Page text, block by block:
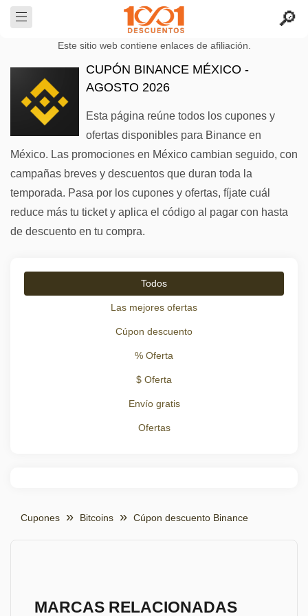
Este sitio web contiene enlaces de afiliación.
CUPÓN BINANCE MÉXICO -
AGOSTO 2026
Esta página reúne todos los cupones y
ofertas disponibles para Binance en
México. Las promociones en México cambian seguido, con
campañas breves y descuentos que duran toda la
temporada. Pasa por los cupones y ofertas, fíjate cuál
reduce más tu ticket y aplica el código al pagar con hasta
de descuento en tu compra.
Todos
Las mejores ofertas
Cúpon descuento
% Oferta
$ Oferta
Envío gratis
Ofertas
Cupones Bitcoins Cúpon descuento Binance
MARCAS RELACIONADAS